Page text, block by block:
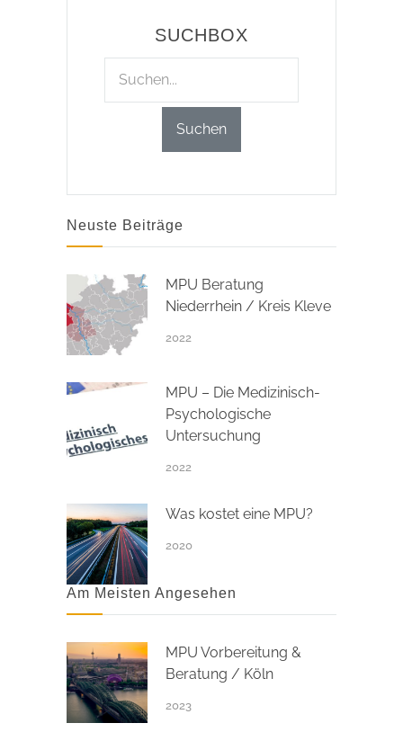
SUCHBOX
Neuste Beiträge
MPU Beratung
Niederrhein / Kreis Kleve
2022
MPU – Die Medizinisch-
Psychologische
Untersuchung
2022
Was kostet eine MPU?
2020
Am Meisten Angesehen
MPU Vorbereitung &
Beratung / Köln
2023